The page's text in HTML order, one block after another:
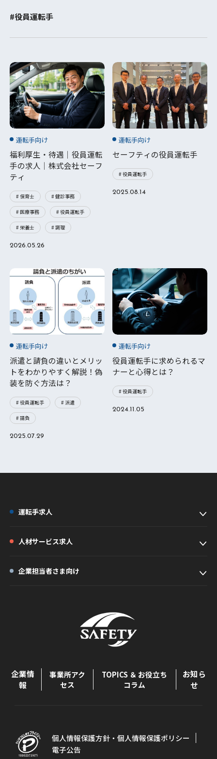
#役員運転手
運転手向け
福利厚生・待遇｜役員運転
手の求人｜株式会社セーフ
ティ
# 保育士 # 健診事務
# 医療事務 # 役員運転手
# 栄養士 # 調理
2026.05.26
運転手向け
セーフティの役員運転手
# 役員運転手
2025.08.14
運転手向け
派遣と請負の違いとメリッ
トをわかりやすく解説！偽
装を防ぐ方法は？
# 役員運転手 # 派遣
# 請負
2025.07.29
運転手向け
役員運転手に求められるマ
ナーと心得とは？
# 役員運転手
2024.11.05
運転手求人
人材サービス求人
企業担当者さま向け
企業情
報
事業所アク
セス
TOPICS ＆ お役立ち
コラム
お知ら
せ
個人情報保護方針・個人情報保護ポリシー
電子公告